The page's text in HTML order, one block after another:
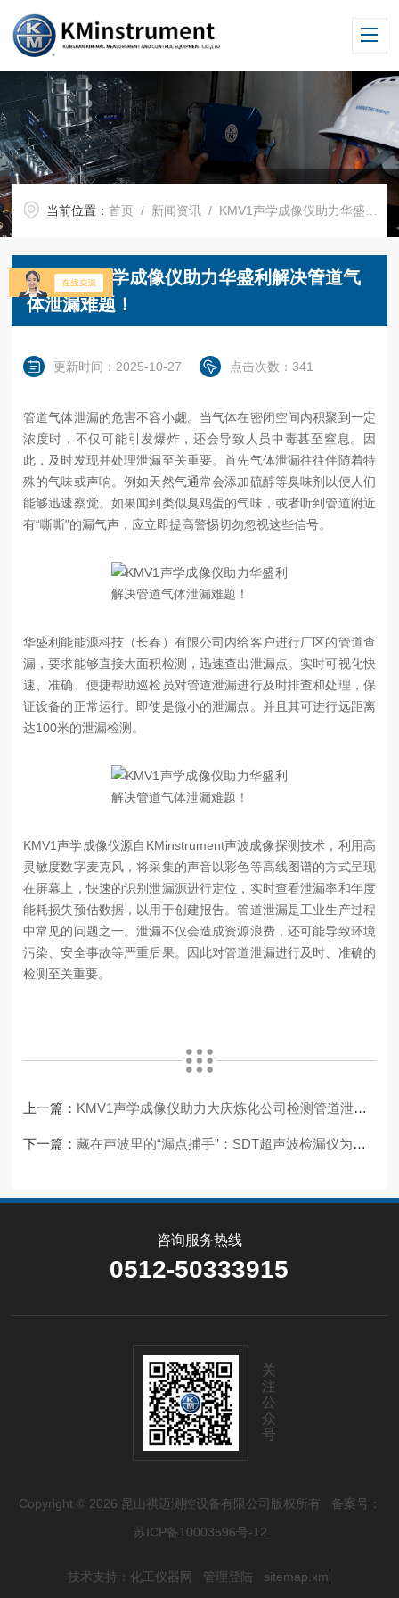
当前位置：首页 / 新闻资讯 / KMV1声学成像仪助力华盛利解决管道气体泄漏难题！
KMV1声学成像仪助力华盛利解决管道气
体泄漏难题！
更新时间：2025-10-27 点击次数：341
管道气体泄漏的危害不容小觑。当气体在密闭空间内积聚到一定
浓度时，不仅可能引发爆炸，还会导致人员中毒甚至窒息。因
此，及时发现并处理泄漏至关重要。首先气体泄漏往往伴随着特
殊的气味或声响。例如天然气通常会添加硫醇等臭味剂以便人们
能够迅速察觉。如果闻到类似臭鸡蛋的气味，或者听到管道附近
有“嘶嘶"的漏气声，应立即提高警惕切勿忽视这些信号。
华盛利能能源科技（长春）有限公司内给客户进行厂区的管道查
漏，要求能够直接大面积检测，迅速查出泄漏点。实时可视化快
速、准确、便捷帮助巡检员对管道泄漏进行及时排查和处理，保
证设备的正常运行。即使是微小的泄漏点。并且其可进行远距离
达100米的泄漏检测。
KMV1声学成像仪源自KMinstrument声波成像探测技术，利用高
灵敏度数字麦克风，将采集的声音以彩色等高线图谱的方式呈现
在屏幕上，快速的识别泄漏源进行定位，实时查看泄漏率和年度
能耗损失预估数据，以用于创建报告。管道泄漏是工业生产过程
中常见的问题之一。泄漏不仅会造成资源浪费，还可能导致环境
污染、安全事故等严重后果。因此对管道泄漏进行及时、准确的
检测至关重要。
上一篇： KMV1声学成像仪助力大庆炼化公司检测管道泄漏实现可视化定位！
下一篇：藏在声波里的“漏点捕手”：SDT超声波检漏仪为何成工业运维刚需？​
咨询服务热线
0512-50333915
关
注
公
众
号
Copyright © 2026 昆山祺迈测控设备有限公司版权所有 备案号：
苏ICP备10003596号-12
技术支持： 化工仪器网 管理登陆 sitemap.xml